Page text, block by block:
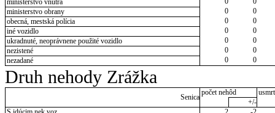
ministerstvo vnútra
ministerstvo obrany
0
0
obecná, mestská polícia
0
0
iné vozidlo
0
0
ukradnuté, neoprávnene použité vozidlo
0
0
nezistené
0
0
nezadané
0 0
Druh nehody Zrážka
Senica
počet nehôd
+/-